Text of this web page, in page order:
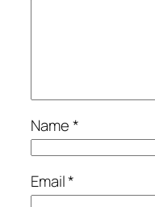
Name*
Email*